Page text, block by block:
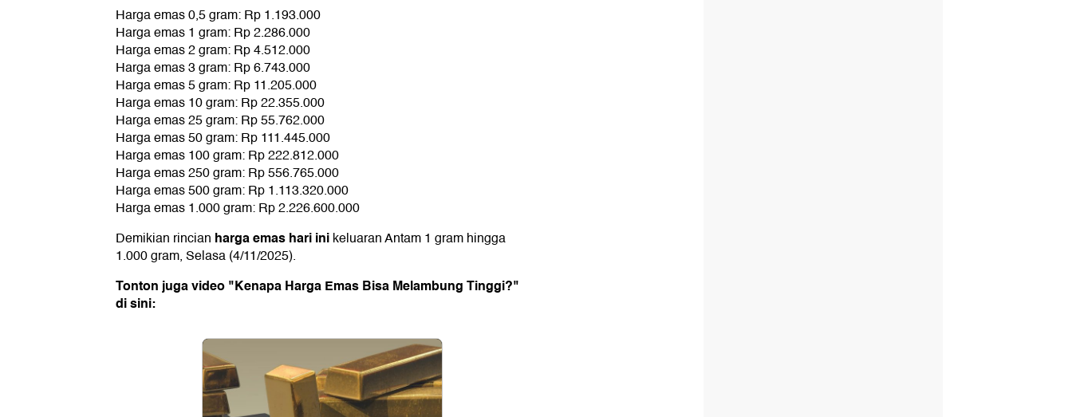
Harga emas 0,5 gram: Rp 1.193.000
Harga emas 1 gram: Rp 2.286.000
Harga emas 2 gram: Rp 4.512.000
Harga emas 3 gram: Rp 6.743.000
Harga emas 5 gram: Rp 11.205.000
Harga emas 10 gram: Rp 22.355.000
Harga emas 25 gram: Rp 55.762.000
Harga emas 50 gram: Rp 111.445.000
Harga emas 100 gram: Rp 222.812.000
Harga emas 250 gram: Rp 556.765.000
Harga emas 500 gram: Rp 1.113.320.000
Harga emas 1.000 gram: Rp 2.226.600.000
Demikian rincian harga emas hari inikeluaran Antam 1 gram hingga
1.000 gram, Selasa (4/11/2025).
Tonton juga video "Kenapa Harga Emas Bisa Melambung Tinggi?"
di sini: